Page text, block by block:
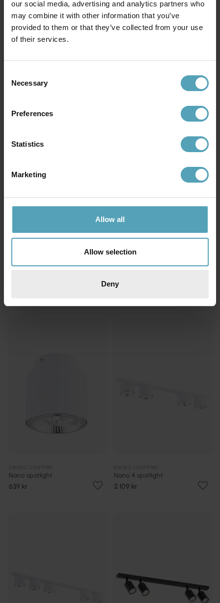
our social media, advertising and analytics partners who
may combine it with other information that you’ve
provided to them or that they’ve collected from your use
of their services.
Selection
Necessary
Preferences
Statistics
Marketing
Allow all
Allow selection
Deny
BY RYDÉNS
Aurora 5 spotlight
LUCIDE
Nano spotlight
639 kr
Nano 4 spotlight
2 109 kr